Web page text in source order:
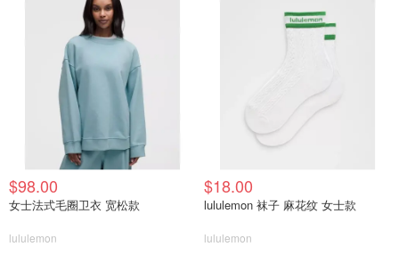
$98.00
女士法式毛圈卫衣 宽松款
lululemon
$18.00
lululemon 袜子 麻花纹 女士款
lululemon